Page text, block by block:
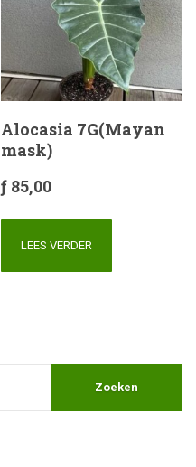
Alocasia 7G(Mayan
mask)
ƒ 85,00
LEES VERDER
Zoeken